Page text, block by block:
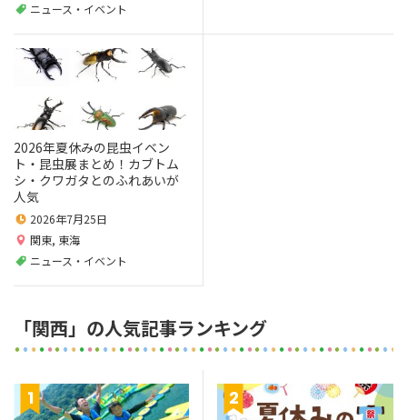
ニュース・イベント
2026年夏休みの昆虫イベン
ト・昆虫展まとめ！カブトム
シ・クワガタとのふれあいが
人気
2026年7月25日
関東, 東海
ニュース・イベント
「関西」の人気記事ランキング